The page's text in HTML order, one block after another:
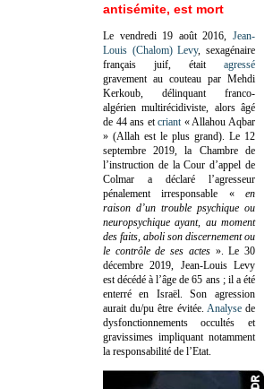
antisémite, est mort
Le vendredi 19 août 2016, Jean-
Louis (Chalom) Levy, sexagénaire
français juif, était agressé
gravement au couteau par Mehdi
Kerkoub, délinquant franco-
algérien multirécidiviste, alors âgé
de 44 ans etcriant « Allahou Aqbar
» (Allah est le plus grand). Le 12
septembre 2019, la Chambre de
l’instruction de la Cour d’appel de
Colmar a déclaré l’agresseur
pénalement irresponsable «en
raison d’un trouble psychique ou
neuropsychique ayant, au moment
des faits, aboli son discernement ou
le contrôle de ses actes». Le 30
décembre 2019, Jean-Louis Levy
est décédé à l’âge de 65 ans ; il a été
enterré en Israël. Son agression
aurait du/pu être évitée. Analysede
dysfonctionnements occultés et
gravissimes impliquant notamment
la responsabilité de l’Etat.